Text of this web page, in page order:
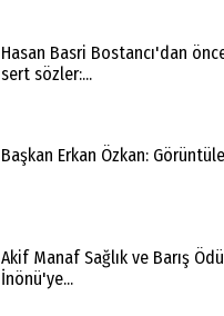
Hasan Basri Bostancı'dan
sert sözler:...
Başkan Erkan Özkan:
Akif Manaf Sağlık ve Barış
İnönü'ye...